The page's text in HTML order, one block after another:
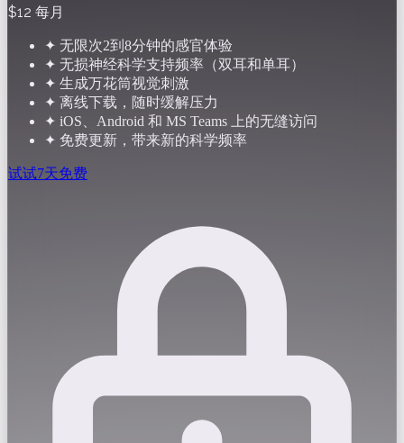
$12 每月
✦ 无限次2到8分钟的感官体验
✦ 无损神经科学支持频率（双耳和单耳）
✦ 生成万花筒视觉刺激
✦ 离线下载，随时缓解压力
✦ iOS、Android 和 MS Teams 上的无缝访问
✦ 免费更新，带来新的科学频率
试试7天免费